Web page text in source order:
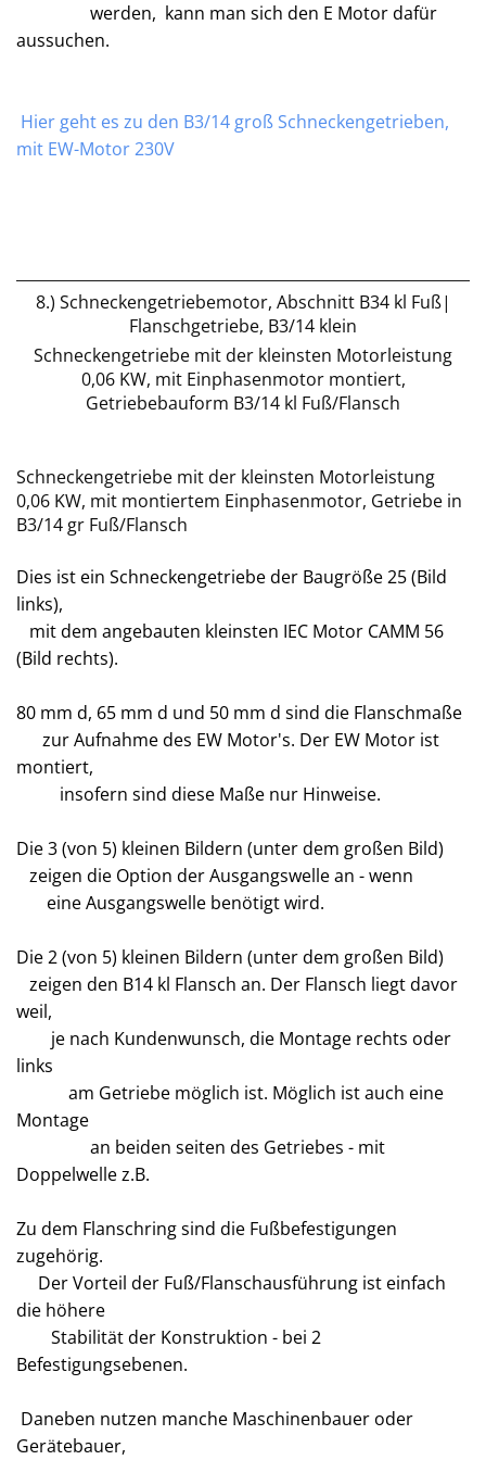
werden, kann man sich den E Motor dafür
aussuchen.
Hier geht es zu den B3/14 groß Schneckengetrieben,
mit EW-Motor 230V
8.) Schneckengetriebemotor, Abschnitt B34 kl Fuß|
Flanschgetriebe, B3/14 klein
Schneckengetriebe mit der kleinsten Motorleistung
0,06 KW, mit Einphasenmotor montiert,
Getriebebauform B3/14 kl Fuß/Flansch
Schneckengetriebe mit der kleinsten Motorleistung
0,06 KW, mit montiertem Einphasenmotor, Getriebe in
B3/14 gr Fuß/Flansch
Dies ist ein Schneckengetriebe der Baugröße 25 (Bild
links),
mit dem angebauten kleinsten IEC Motor CAMM 56
(Bild rechts).
80 mm d, 65 mm d und 50 mm d sind die Flanschmaße
zur Aufnahme des EW Motor's. Der EW Motor ist
montiert,
insofern sind diese Maße nur Hinweise.
Die 3 (von 5) kleinen Bildern (unter dem großen Bild)
zeigen die Option der Ausgangswelle an - wenn
eine Ausgangswelle benötigt wird.
Die 2 (von 5) kleinen Bildern (unter dem großen Bild)
zeigen den B14 kl Flansch an. Der Flansch liegt davor
weil,
je nach Kundenwunsch, die Montage rechts oder
links
am Getriebe möglich ist. Möglich ist auch eine
Montage
an beiden seiten des Getriebes - mit
Doppelwelle z.B.
Zu dem Flanschring sind die Fußbefestigungen
zugehörig.
Der Vorteil der Fuß/Flanschausführung ist einfach
die höhere
Stabilität der Konstruktion - bei 2
Befestigungsebenen.
Daneben nutzen manche Maschinenbauer oder
Gerätebauer,